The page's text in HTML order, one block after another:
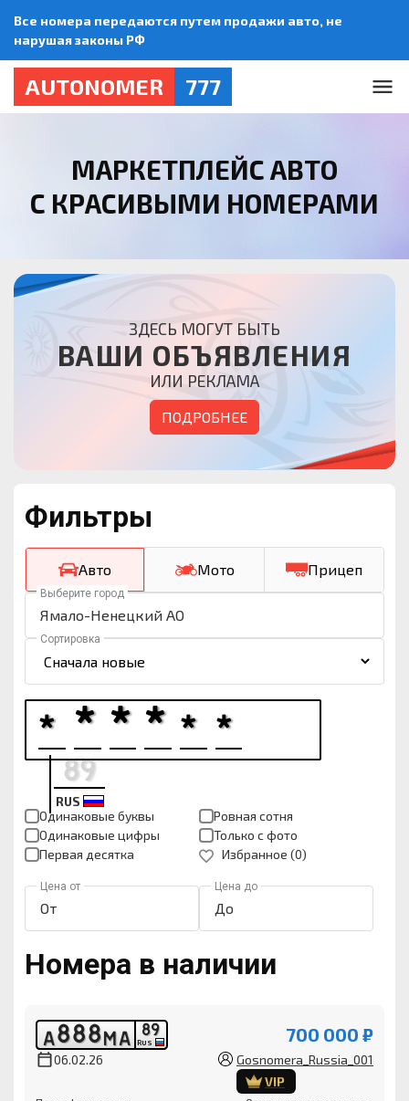
Все номера передаются путем продажи авто, не
нарушая законы РФ
AUTONOMER 777
МАРКЕТПЛЕЙС АВТО
С КРАСИВЫМИ НОМЕРАМИ
ЗДЕСЬ МОГУТ БЫТЬ
ВАШИ ОБЪЯВЛЕНИЯ
ИЛИ РЕКЛАМА
ПОДРОБНЕЕ
Фильтры
Авто Мото Прицеп
Выберите город
Ямало-Ненецкий АО
Сортировка
RUS
Одинаковые буквы
Ровная сотня
Одинаковые цифры
Только с фото
Первая десятка
Избранное (0)
Цена от Цена до
Номера в наличии
А888МА 89
RUS 700 000 ₽
06.02.26
Gosnomera_Russia_001
VIP